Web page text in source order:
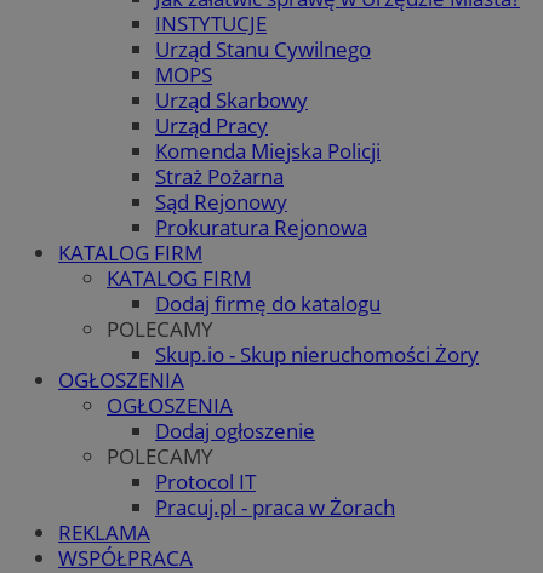
INSTYTUCJE
Urząd Stanu Cywilnego
MOPS
Urząd Skarbowy
Urząd Pracy
Komenda Miejska Policji
Straż Pożarna
Sąd Rejonowy
Prokuratura Rejonowa
KATALOG FIRM
KATALOG FIRM
Dodaj firmę do katalogu
POLECAMY
Skup.io - Skup nieruchomości Żory
OGŁOSZENIA
OGŁOSZENIA
Dodaj ogłoszenie
POLECAMY
Protocol IT
Pracuj.pl - praca w Żorach
REKLAMA
WSPÓŁPRACA